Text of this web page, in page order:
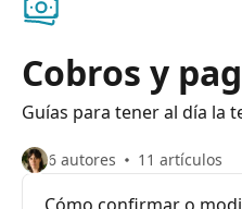
Cobros y
Guías para tener al día la
6 autores 11 artículos